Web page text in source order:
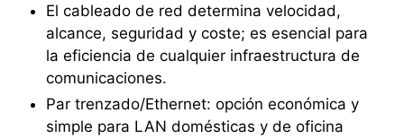
El cableado de red determina velocidad,
alcance, seguridad y coste; es esencial para
la eficiencia de cualquier infraestructura de
comunicaciones.
Par trenzado/Ethernet: opción económica y
simple para LAN domésticas y de oficina